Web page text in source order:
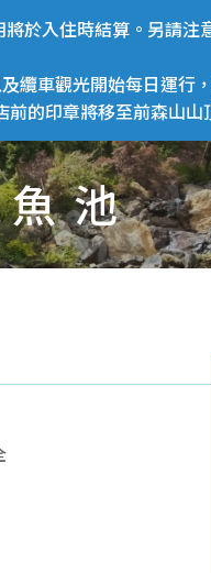
將於入住時結算。另請
纜車觀光開始每日運行
的印章將移至前森山山
池